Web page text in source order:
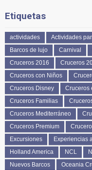
Etiquetas
actividades Actividades
Barcos de lujo
Carnival
Cruceros 2016
Cruceros
Cruceros con Niños
Cruceros Disney
Cruceros
Cruceros Familias
Cruceros Mediterráneo
Cruceros Premium
Excursiones
Experiencias
Holland America
NCL
Nuevos Barcos
Oceania